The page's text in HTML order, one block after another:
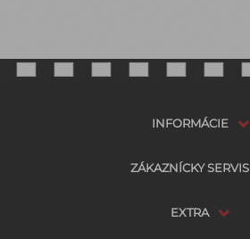
INFORMÁCIE
ZÁKAZNÍCKY SERVIS
EXTRA